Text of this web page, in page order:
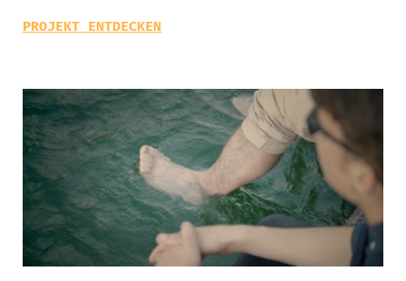
PROJEKT ENTDECKEN